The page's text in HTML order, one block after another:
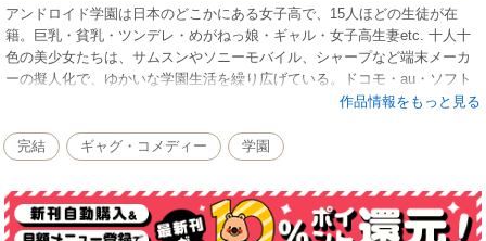
アンドロイド学園は日本のどこかにある女子高で、15人ほどの生徒が在
籍。巨乳・貧乳・ツンデレ・めがねっ娘・ギャル・女子高生妻etc. 十人十
色の美少女たちは、サムスンやソニーモバイル、シャープなど端末メーカ
ーの擬人化で、ゆかいな学園生活を繰り広げている。ドコモ・au・ソフト
バンクなどは部活として描かれ、通信速度や“つながりやすさ”を日々鍛錬。
が、防水端末は水着姿とサービス満点だ！ もちろんライバルであるiPhone
やBlackBerryも他校に通う超美形男子として登場。Androidの父アンディ・
ルービンも読んで思わず噴いてしまう、スマホ業界事情をコミカルかつ忠
実に描いた世界初のコミック。
作品情報をもっと見る
完結 ギャグ・コメディー 学園